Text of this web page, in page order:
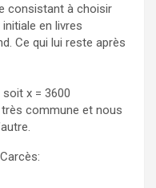
consistant à choisir
en livres
Ce qui lui reste après
soit x = 3600
commune et nous